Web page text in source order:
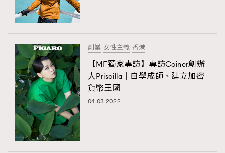
創業 女性主義 香港
【MF獨家專訪】專訪Coiner創辦
人Priscilla｜自學成師、建立加密
貨幣王國
04.03.2022